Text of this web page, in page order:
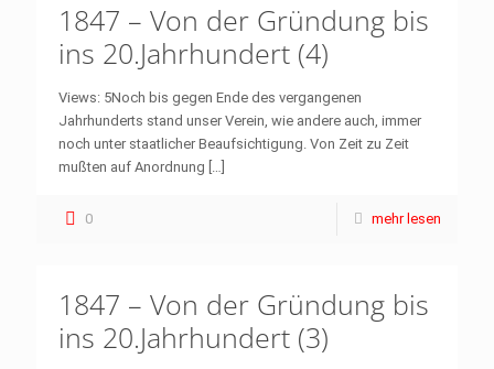
1847 – Von der Gründung bis
ins 20.Jahrhundert (4)
Views: 5Noch bis gegen Ende des vergangenen
Jahrhunderts stand unser Verein, wie andere auch, immer
noch unter staatlicher Beaufsichtigung. Von Zeit zu Zeit
mußten auf Anordnung […]
0 mehr lesen
1847 – Von der Gründung bis
ins 20.Jahrhundert (3)